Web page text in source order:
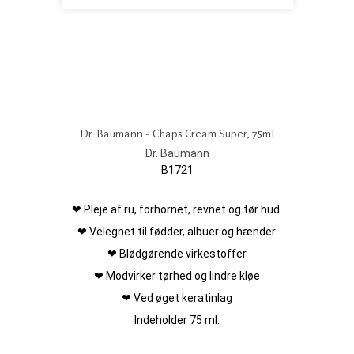
Dr. Baumann - Chaps Cream Super, 75ml
Dr. Baumann
B1721
❤ Pleje af ru, forhornet, revnet og tør hud.
❤ Velegnet til fødder, albuer og hænder.
❤ Blødgørende virkestoffer
❤ Modvirker tørhed og lindre kløe
❤ Ved øget keratinlag
Indeholder 75 ml.